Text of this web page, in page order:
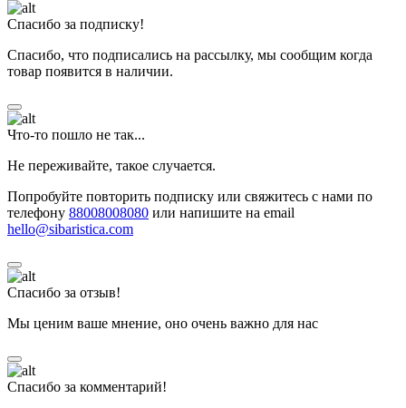
Спасибо за подписку!
Спасибо, что подписались на рассылку, мы сообщим когда
товар появится в наличии.
Что-то пошло не так...
Не переживайте, такое случается.
Попробуйте повторить подписку или свяжитесь с нами по
телефону 88008008080 или напишите на email
hello@sibaristica.com
Спасибо за отзыв!
Мы ценим ваше мнение, оно очень важно для нас
Спасибо за комментарий!